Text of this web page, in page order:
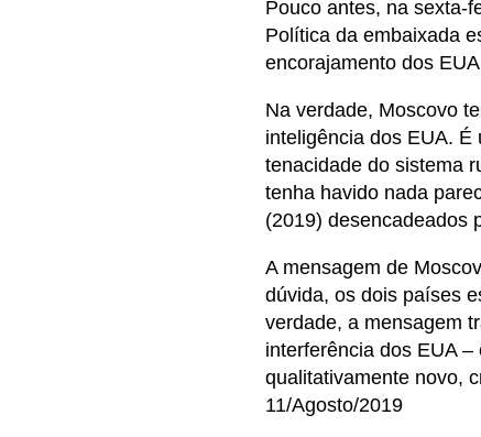
Pouco antes, na sexta-
Política da embaixada
encorajamento dos
Na verdade, Moscovo
inteligência dos EUA.
tenacidade do sistema
tenha havido nada
(2019) desencadeados
A mensagem de
dúvida, os dois países
verdade, a mensagem
interferência dos EUA
qualitativamente novo,
11/Agosto/2019